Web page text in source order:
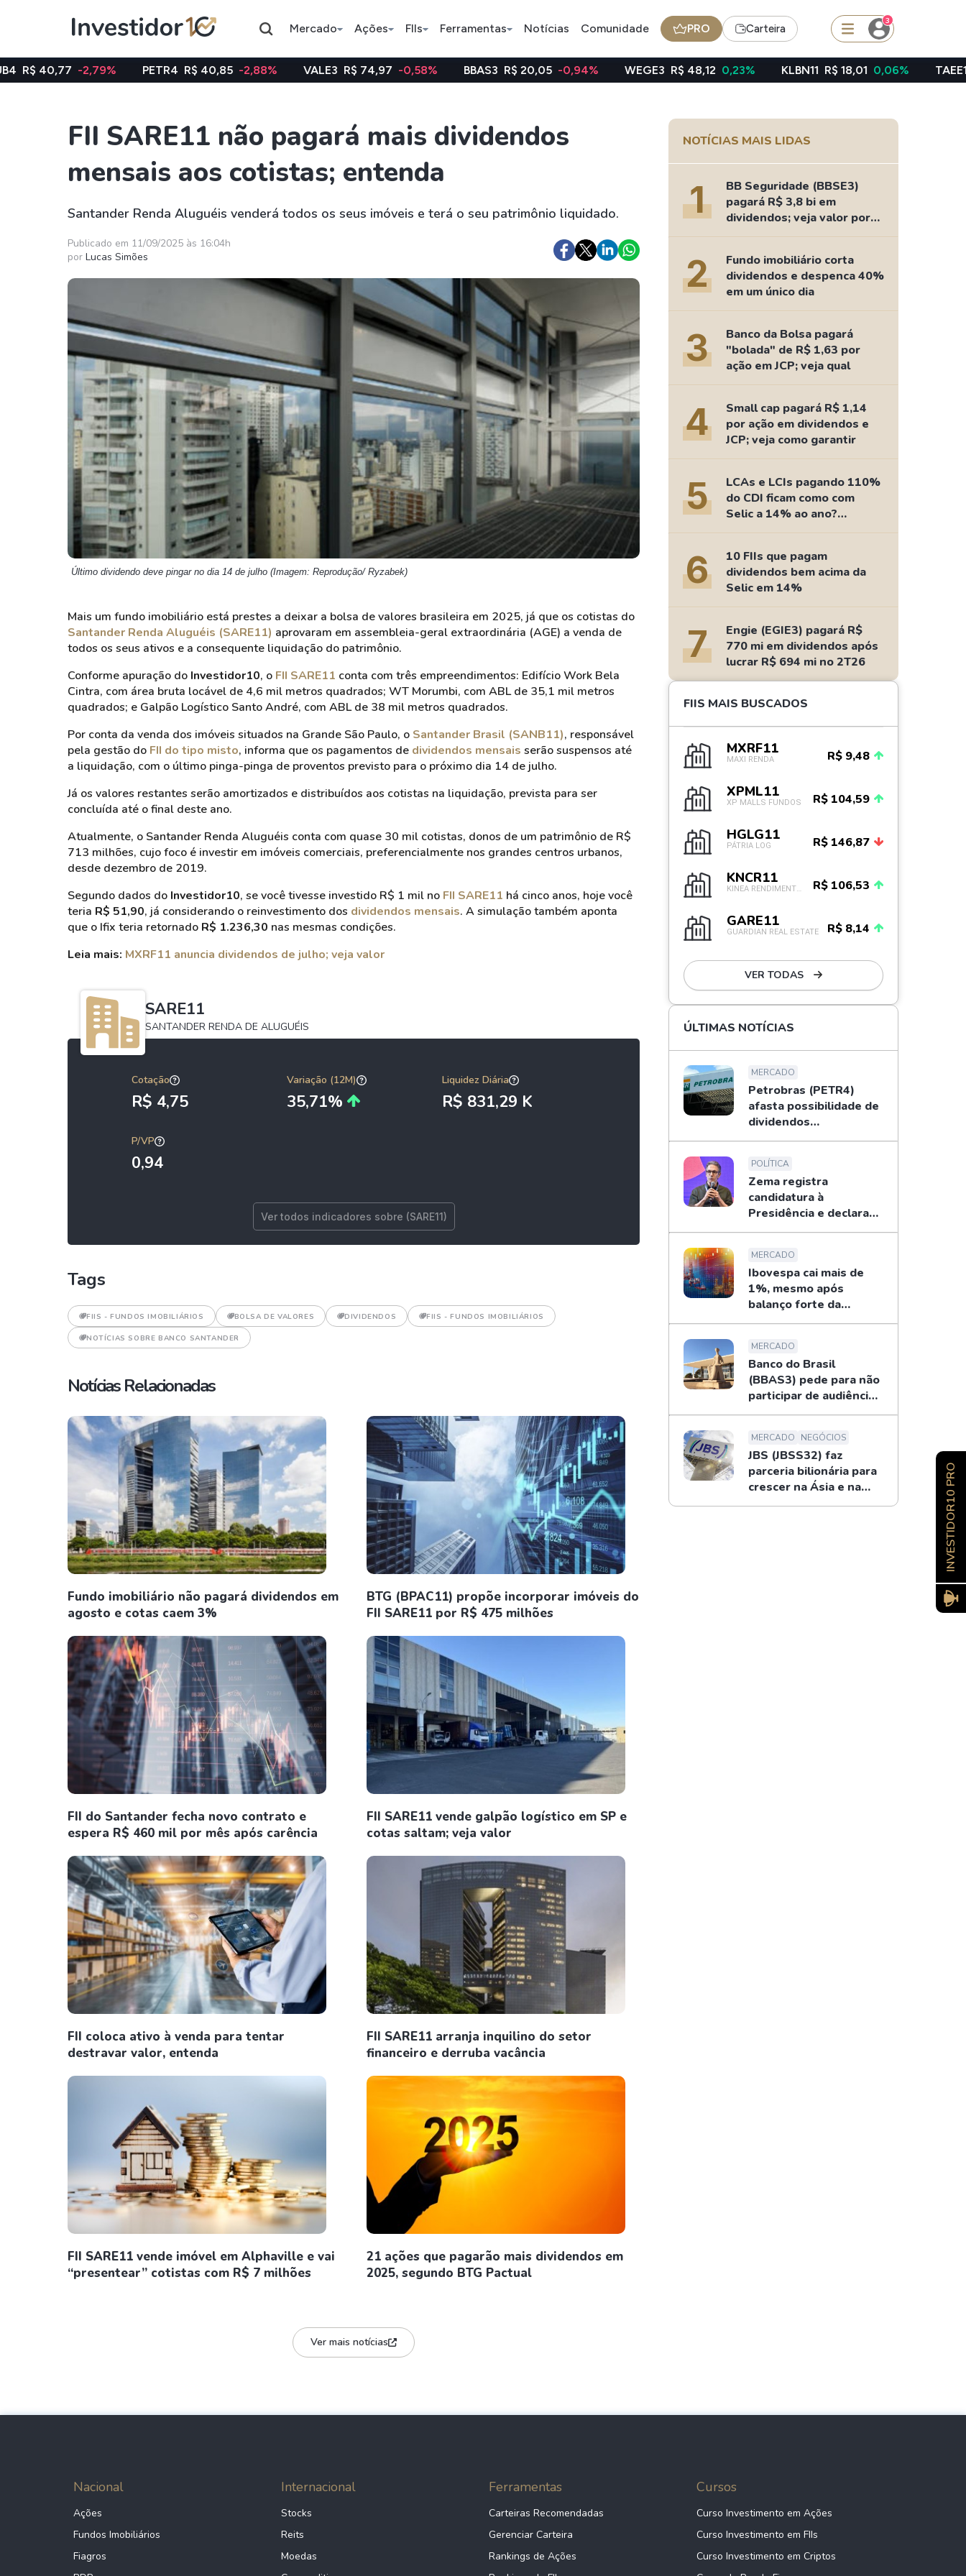
Mercado Ações FIIs Ferramentas Notícias Comunidade PRO Carteira
3
Assuntos do momento
Índice
Ibovespa
Ação
Petrobras
Ação
Bradesco Dividendos
Taesa
Itausa
Weg
Petrobrás
Ver todos
RECR11
KNRI11
KNCR11
Ver todos
IVVB11
SMAL11
HASH11
XINA11
Ver todos
Apple
Amazon
Google
Meta
Coca-Cola
Ver todos
Criptomoedas
Bitcoin
Ethereum
Dogecoin
Solana
Cardano
Ver todos
Ideias
Agenda de Dividendos
Radar do Dividendo Inteligente
As Ações Mais Buscadas
Guia do Iniciante
-2,79% PETR4 R$ 40,85 -2,88% VALE3 R$ 74,97 -0,58% BBAS3 R$ 20,05 -0,94% WEGE3 R$ 48,12 0,23% KLBN11 R$ 18,01 0,06% TAEE11 R$ 39,49 -
FII SARE11 não pagará mais dividendos
mensais aos cotistas; entenda
Santander Renda Aluguéis venderá todos os seus imóveis e terá o seu patrimônio liquidado.
Publicado em 11/09/2025 às 16:04h
por Lucas Simões
Último dividendo deve pingar no dia 14 de julho (Imagem: Reprodução/ Ryzabek)
Mais um fundo imobiliário está prestes a deixar a bolsa de valores brasileira em 2025, já que os cotistas do
Santander Renda Aluguéis (SARE11) aprovaram em assembleia-geral extraordinária (AGE) a venda de
todos os seus ativos e a consequente liquidação do patrimônio.
Conforme apuração do Investidor10, o FII SARE11 conta com três empreendimentos: Edifício Work Bela
Cintra, com área bruta locável de 4,6 mil metros quadrados; WT Morumbi, com ABL de 35,1 mil metros
quadrados; e Galpão Logístico Santo André, com ABL de 38 mil metros quadrados.
Por conta da venda dos imóveis situados na Grande São Paulo, o Santander Brasil (SANB11), responsável
pela gestão do FII do tipo misto, informa que os pagamentos de dividendos mensais serão suspensos até
a liquidação, com o último pinga-pinga de proventos previsto para o próximo dia 14 de julho.
Já os valores restantes serão amortizados e distribuídos aos cotistas na liquidação, prevista para ser
concluída até o final deste ano.
Atualmente, o Santander Renda Aluguéis conta com quase 30 mil cotistas, donos de um patrimônio de R$
713 milhões, cujo foco é investir em imóveis comerciais, preferencialmente nos grandes centros urbanos,
desde dezembro de 2019.
Segundo dados do Investidor10, se você tivesse investido R$ 1 mil no FII SARE11 há cinco anos, hoje você
teria R$ 51,90, já considerando o reinvestimento dos dividendos mensais. A simulação também aponta
que o Ifix teria retornado R$ 1.236,30 nas mesmas condições.
Leia mais: MXRF11 anuncia dividendos de julho; veja valor
SARE11
SANTANDER RENDA DE ALUGUÉIS
Cotação
R$ 4,75
Variação (12M)
35,71%
Liquidez Diária
R$ 831,29 K
P/VP
0,94
Ver todos indicadores sobre (SARE11)
Tags
FIIS - FUNDOS IMOBILIÁRIOS BOLSA DE VALORES DIVIDENDOS FIIS - FUNDOS IMOBILIÁRIOS
NOTÍCIAS SOBRE BANCO SANTANDER
Notícias Relacionadas
Fundo imobiliário não pagará dividendos em
agosto e cotas caem 3%
BTG (BPAC11) propõe incorporar imóveis do
FII SARE11 por R$ 475 milhões
FII do Santander fecha novo contrato e
espera R$ 460 mil por mês após carência
FII SARE11 vende galpão logístico em SP e
cotas saltam; veja valor
FII coloca ativo à venda para tentar
destravar valor, entenda
FII SARE11 arranja inquilino do setor
financeiro e derruba vacância
FII SARE11 vende imóvel em Alphaville e vai
“presentear” cotistas com R$ 7 milhões
21 ações que pagarão mais dividendos em
2025, segundo BTG Pactual
Ver mais notícias
NOTÍCIAS MAIS LIDAS
1
BB Seguridade (BBSE3)
pagará R$ 3,8 bi em
dividendos; veja valor por
ação
2
Fundo imobiliário corta
dividendos e despenca 40%
em um único dia
3
Banco da Bolsa pagará
"bolada" de R$ 1,63 por
ação em JCP; veja qual
4
Small cap pagará R$ 1,14
por ação em dividendos e
JCP; veja como garantir
5
LCAs e LCIs pagando 110%
do CDI ficam como com
Selic a 14% ao ano?
Fizemos as contas
6
10 FIIs que pagam
dividendos bem acima da
Selic em 14%
7
Engie (EGIE3) pagará R$
770 mi em dividendos após
lucrar R$ 694 mi no 2T26
FIIS MAIS BUSCADOS
MXRF11
MAXI RENDA R$ 9,48
XPML11
XP MALLS FUNDOS R$ 104,59
HGLG11
PÁTRIA LOG R$ 146,87
KNCR11 R$ 106,53
GARE11
GUARDIAN REAL ESTATE R$ 8,14
VER TODAS
ÚLTIMAS NOTÍCIAS
MERCADO
Petrobras (PETR4)
afasta possibilidade de
dividendos
extraordinários em
POLÍTICA
Zema registra
candidatura à
Presidência e declara
patrimônio de R$ 178
MERCADO
Ibovespa cai mais de
1%, mesmo após
balanço forte da
Petrobras
MERCADO
Banco do Brasil
(BBAS3) pede para não
participar de audiência
sobre o BRB; entenda
MERCADO NEGÓCIOS
JBS (JBSS32) faz
parceria bilionária para
crescer na Ásia e na
Oceania
Nacional
Ações
Fundos Imobiliários
Fiagros
Internacional
Stocks
Reits
Moedas
Ferramentas
Carteiras Recomendadas
Gerenciar Carteira
Rankings de Ações
Cursos
Curso Investimento em Ações
Curso Investimento em FIIs
Curso Investimento em Criptos
INVESTIDOR10 PRO